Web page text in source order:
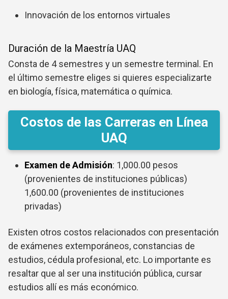
Innovación de los entornos virtuales
Duración de la Maestría UAQ
Consta de 4 semestres y un semestre terminal. En
el último semestre eliges si quieres especializarte
en biología, física, matemática o química.
Costos de las Carreras en Línea
UAQ
Examen de Admisión: 1,000.00 pesos
(provenientes de instituciones públicas)
1,600.00 (provenientes de instituciones
privadas)
Existen otros costos relacionados con presentación
de exámenes extemporáneos, constancias de
estudios, cédula profesional, etc. Lo importante es
resaltar que al ser una institución pública, cursar
estudios allí es más económico.